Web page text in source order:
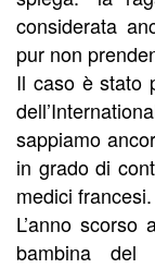
considerata
pur non
Il caso è stato
sappiamo
in grado di
medici francesi.
L’anno
bambina del